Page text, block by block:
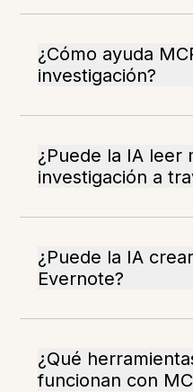
¿Cómo ayuda
investigación?
¿Puede la IA leer
investigación a
¿Puede la IA
Evernote?
¿Qué
funcionan con